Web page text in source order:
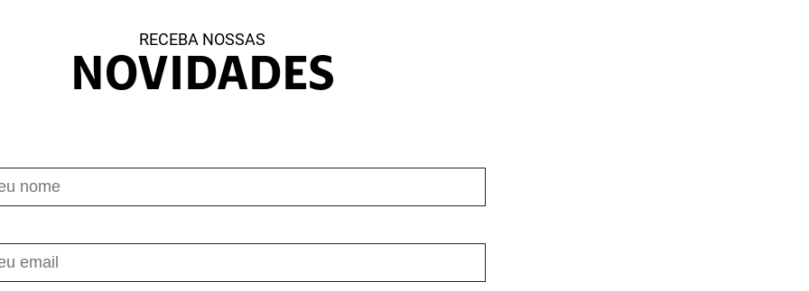
RECEBA NOSSAS
NOVIDADES